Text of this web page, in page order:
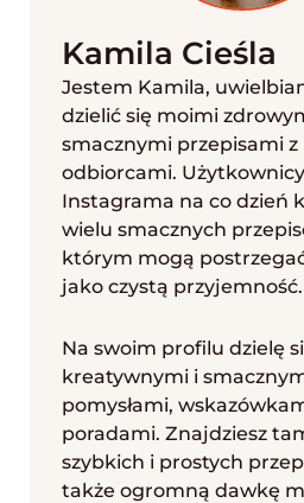
Kamila Cieśla
Jestem Kamila,
dzielić się moimi
smacznymi przepisami
odbiorcami.
Instagrama na co dzień
wielu smacznych
którym mogą
jako czystą przyjemność.
Na swoim profilu dzielę
kreatywnymi i
pomysłami,
poradami. Znajdziesz
szybkich i prostych
także ogromną dawkę